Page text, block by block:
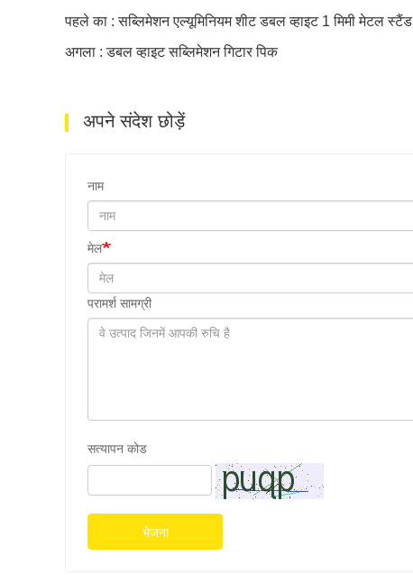
पहले का : सब्लिमेशन एल्यूमिनियम शीट डबल व्हाइट 1 मिमी मेटल स्टैंड
अगला : डबल व्हाइट सब्लिमेशन गिटार पिक
अपने संदेश छोड़ें
नाम
मेल
परामर्श सामग्री
सत्यापन कोड
भेजना